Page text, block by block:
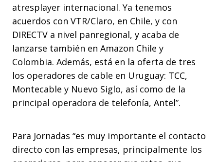
atresplayer internacional. Ya tenemos
acuerdos con VTR/Claro, en Chile, y con
DIRECTV a nivel panregional, y acaba de
lanzarse también en Amazon Chile y
Colombia. Además, está en la oferta de tres
los operadores de cable en Uruguay: TCC,
Montecable y Nuevo Siglo, así como de la
principal operadora de telefonía, Antel”.
Para Jornadas “es muy importante el contacto
directo con las empresas, principalmente los